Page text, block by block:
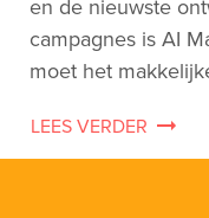
en de nieuwste
campagnes is AI
moet het
LEES VERDER